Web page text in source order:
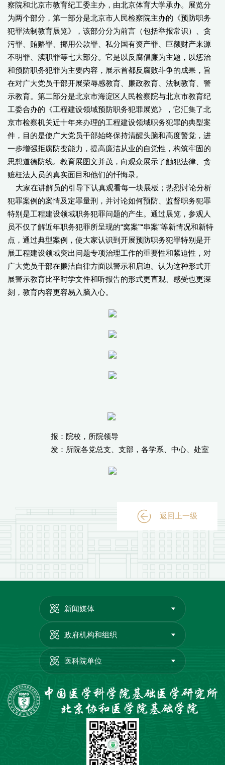
察院和北京市教育纪工委主办，由北京体育大学承办。展览分
为两个部分，第一部分是北京市人民检察院主办的《预防职务
犯罪法制教育展览》，该部分分为前言（包括举报常识）、贪
污罪、贿赂罪、挪用公款罪、私分国有资产罪、巨额财产来源
不明罪、渎职罪等七大部分。它是以反腐倡廉为主题，以惩治
和预防职务犯罪为主要内容，展示首都反腐败斗争的成果，旨
在对广大党员干部开展荣辱感教育、廉政教育、法制教育、警
示教育。第二部分是北京市海淀区人民检察院与北京市教育纪
工委合办的《工程建设领域预防职务犯罪展览》，它汇集了北
京市检察机关近十年来办理的工程建设领域职务犯罪的典型案
件，目的是使广大党员干部始终保持清醒头脑和高度警觉，进
一步增强拒腐防变能力，提高廉洁从业的自觉性，构筑牢固的
思想道德防线。教育展图文并茂，向观众展示了触犯法律、贪
赃枉法人员的真实面目和他们的忏悔录。
大家在讲解员的引导下认真观看每一块展板；热烈讨论分析
犯罪案例的案情及定罪量刑，并讨论如何预防、监督职务犯罪
特别是工程建设领域职务犯罪问题的产生。通过展览，参观人
员不仅了解近年职务犯罪所呈现的“窝案”“串案”等新情况和新特
点，通过典型案例，使大家认识到开展预防职务犯罪特别是开
展工程建设领域突出问题专项治理工作的重要性和紧迫性，对
广大党员干部在廉洁自律方面以警示和启迪。认为这种形式开
展警示教育比平时学文件和听报告的形式更直观、感受也更深
刻，教育内容更容易入脑入心。
报：院校，所院领导
发：所院各党总支、支部，各学系、中心、处室
返回上一级
新闻媒体
政府机构和组织
医科院单位